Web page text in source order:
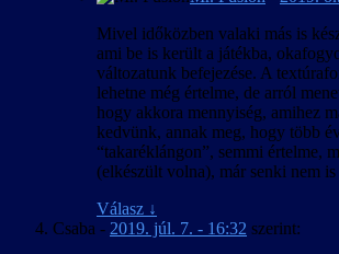
Mivel időközben valaki más is
ami be is került a játékba,
változatunk befejezése. A
lehetne még értelme, de arról
hogy akkora mennyiség, amihez
kedvünk, annak meg, hogy több
“takaréklángon”, semmi értelme,
(elkészült volna), már senki nem
Válasz ↓
Csaba - 2019. júl. 7. - 16:32 szerint: